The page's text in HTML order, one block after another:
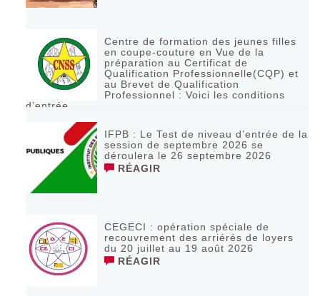
Centre de formation des jeunes filles
en coupe-couture en Vue de la
préparation au Certificat de
Qualification Professionnelle(CQP) et
au Brevet de Qualification
Professionnel : Voici les conditions
d’entrée
IFPB : Le Test de niveau d’entrée de la
session de septembre 2026 se
déroulera le 26 septembre 2026
RÉAGIR
CEGECI : opération spéciale de
recouvrement des arriérés de loyers
du 20 juillet au 19 août 2026
RÉAGIR